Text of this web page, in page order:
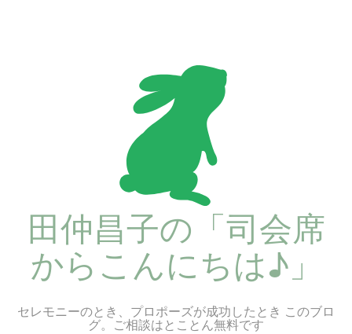
田仲昌子の「司会席
からこんにちは♪」
セレモニーのとき、プロポーズが成功したとき このブロ
グ。ご相談はとことん無料です